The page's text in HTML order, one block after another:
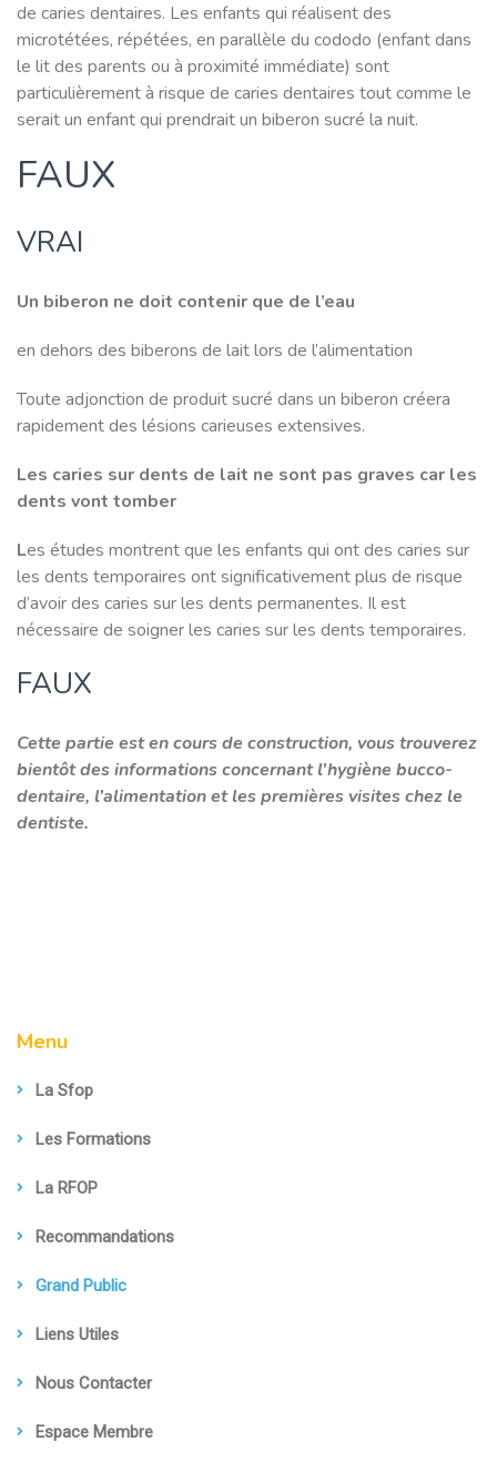
de caries dentaires. Les enfants qui réalisent des
microtétées, répétées, en parallèle du cododo (enfant dans
le lit des parents ou à proximité immédiate) sont
particulièrement à risque de caries dentaires tout comme le
serait un enfant qui prendrait un biberon sucré la nuit.
FAUX
VRAI
Un biberon ne doit contenir que de l’eau
en dehors des biberons de lait lors de l’alimentation
Toute adjonction de produit sucré dans un biberon créera
rapidement des lésions carieuses extensives.
Les caries sur dents de lait ne sont pas graves car les
dents vont tomber
Les études montrent que les enfants qui ont des caries sur
les dents temporaires ont significativement plus de risque
d’avoir des caries sur les dents permanentes. Il est
nécessaire de soigner les caries sur les dents temporaires.
FAUX
Cette partie est en cours de construction, vous trouverez
bientôt des informations concernant l’hygiène bucco-
dentaire, l’alimentation et les premières visites chez le
dentiste.
Menu
La Sfop
Les Formations
La RFOP
Recommandations
Grand Public
Liens Utiles
Nous Contacter
Espace Membre